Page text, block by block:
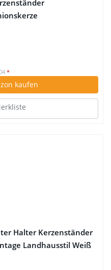
*
kaufen
Halter Kerzenständer
Landhausstil Weiß